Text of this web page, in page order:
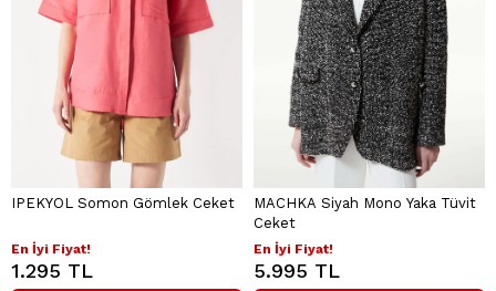
IPEKYOL Somon Gömlek Ceket
En İyi Fiyat!
1.295 TL
MACHKA Siyah Mono Yaka Tüvit
Ceket
En İyi Fiyat!
5.995 TL